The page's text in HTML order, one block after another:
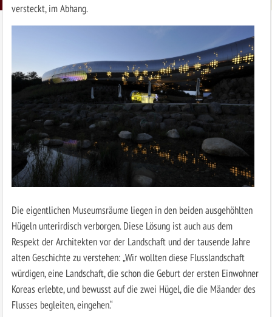
versteckt, im Abhang.
Die eigentlichen Museumsräume liegen in den beiden ausgehöhlten
Hügeln unterirdisch verborgen. Diese Lösung ist auch aus dem
Respekt der Architekten vor der Landschaft und der tausende Jahre
alten Geschichte zu verstehen: „Wir wollten diese Flusslandschaft
würdigen, eine Landschaft, die schon die Geburt der ersten Einwohner
Koreas erlebte, und bewusst auf die zwei Hügel, die die Mäander des
Flusses begleiten, eingehen.“